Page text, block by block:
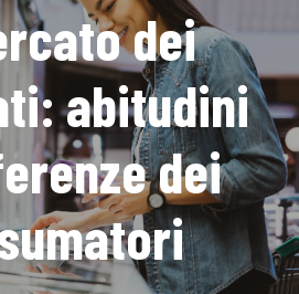
dei
abitudini
dei